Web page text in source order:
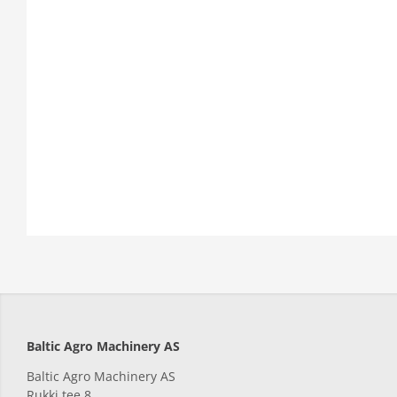
Baltic Agro Machinery AS
Baltic Agro Machinery AS